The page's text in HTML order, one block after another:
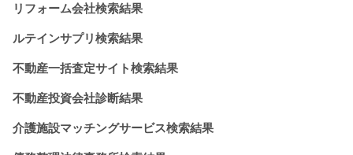
リフォーム会社検索結果
ルテインサプリ検索結果
不動産一括査定サイト検索結果
不動産投資会社診断結果
介護施設マッチングサービス検索結果